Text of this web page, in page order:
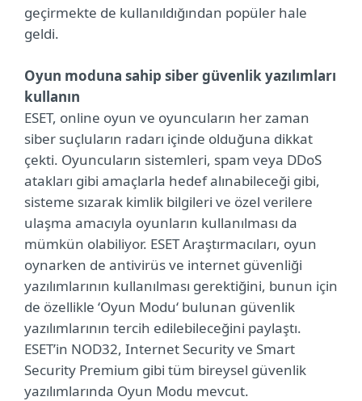
geçirmekte de kullanıldığından popüler hale
geldi.
Oyun moduna sahip siber güvenlik yazılımları
kullanın
ESET, online oyun ve oyuncuların her zaman
siber suçluların radarı içinde olduğuna dikkat
çekti. Oyuncuların sistemleri, spam veya DDoS
atakları gibi amaçlarla hedef alınabileceği gibi,
sisteme sızarak kimlik bilgileri ve özel verilere
ulaşma amacıyla oyunların kullanılması da
mümkün olabiliyor. ESET Araştırmacıları, oyun
oynarken de antivirüs ve internet güvenliği
yazılımlarının kullanılması gerektiğini, bunun için
de özellikle ‘Oyun Modu‘ bulunan güvenlik
yazılımlarının tercih edilebileceğini paylaştı.
ESET’in NOD32, Internet Security ve Smart
Security Premium gibi tüm bireysel güvenlik
yazılımlarında Oyun Modu mevcut.